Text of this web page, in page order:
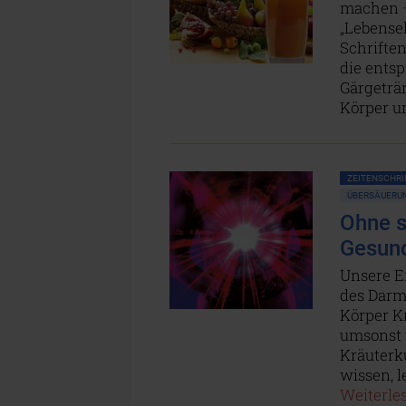
machen
die
Körper
Ohne
Unsere
des
Körper
umsonst
wissen,